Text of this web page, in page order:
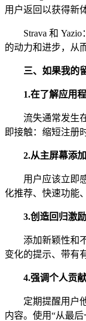
用户返回以获得新
Strava 和
的动力和进步，从
三、 如果我的
1.在了解应用
流失通常发生
即接触：缩短注册
2.从主屏幕添
用户应该立即
化推荐、快速功能
3.创造回归激
添加新颖性和
变化的提示、带有
4.强调个人贡
定期提醒用户
内容。使用“从最后